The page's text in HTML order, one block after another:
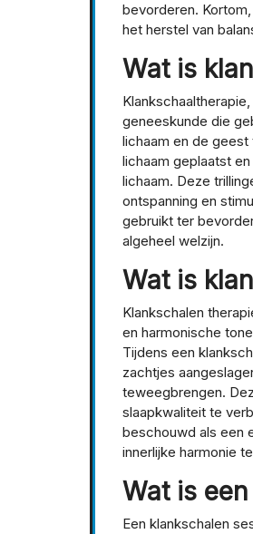
bevorderen.
het herstel van
Wat is
geneeskunde die
lichaam en de
lichaam geplaatst
lichaam. Deze
ontspanning en
gebruikt ter
algeheel welzijn.
Wat is
Klankschalen
en harmonische
Tijdens een
zachtjes
teweegbrengen.
slaapkwaliteit te
beschouwd als een
innerlijke harmonie
Wat is
Een klankschalen